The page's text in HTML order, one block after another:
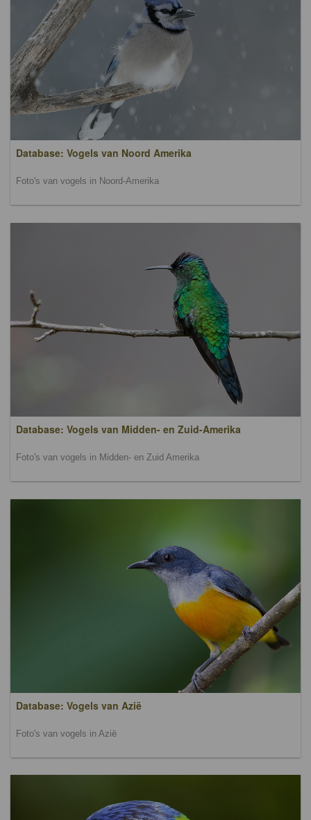
Database: Vogels van Noord Amerika
Foto's van vogels in Noord-Amerika
Database: Vogels van Midden- en Zuid-Amerika
Foto's van vogels in Midden- en Zuid Amerika
Database: Vogels van Azië
Foto's van vogels in Azië